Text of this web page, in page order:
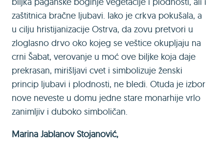
zaštitnica bračne ljubavi. Iako je crkva pokušala, a
u cilju hristijanizacije Ostrva, da zovu pretvori u
zloglasno drvo oko kojeg se veštice okupljaju na
crni Šabat, verovanje u moć ove biljke koja daje
prekrasan, mirišljavi cvet i simbolizuje ženski
princip ljubavi i plodnosti, ne bledi. Otuda je izbor
nove neveste u domu jedne stare monarhije vrlo
zanimljiv i duboko simboličan.
Marina Jablanov Stojanović,